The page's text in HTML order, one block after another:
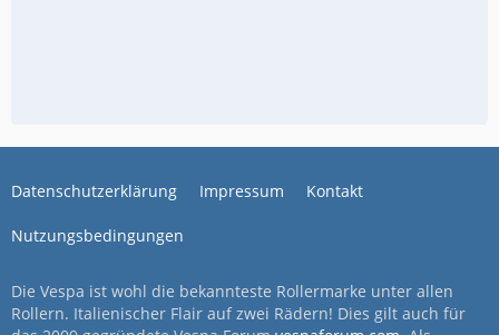
Datenschutzerklärung Impressum Kontakt
Nutzungsbedingungen
Die Vespa ist wohl die bekannteste Rollermarke unter allen
Rollern. Italienischer Flair auf zwei Rädern! Dies gilt auch für